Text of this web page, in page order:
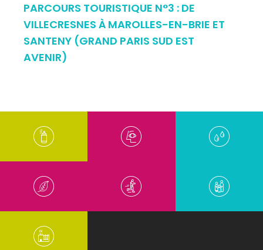
PARCOURS TOURISTIQUE N°3 : DE
VILLECRESNES À MAROLLES-EN-BRIE ET
SANTENY (GRAND PARIS SUD EST
AVENIR)